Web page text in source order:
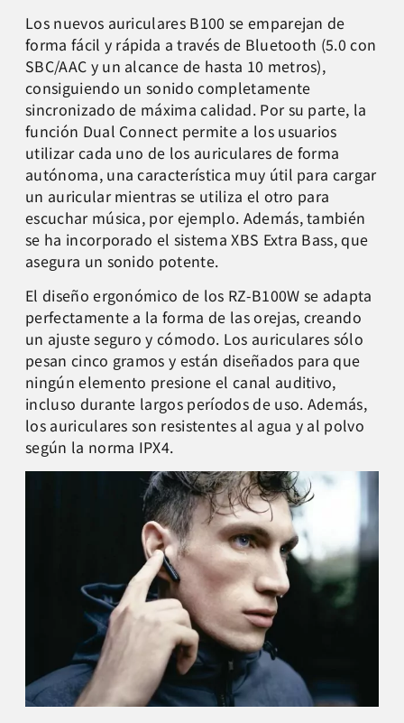
Los nuevos auriculares B100 se emparejan de
forma fácil y rápida a través de Bluetooth (5.0 con
SBC/AAC y un alcance de hasta 10 metros),
consiguiendo un sonido completamente
sincronizado de máxima calidad. Por su parte, la
función Dual Connect permite a los usuarios
utilizar cada uno de los auriculares de forma
autónoma, una característica muy útil para cargar
un auricular mientras se utiliza el otro para
escuchar música, por ejemplo. Además, también
se ha incorporado el sistema XBS Extra Bass, que
asegura un sonido potente.
El diseño ergonómico de los RZ-B100W se adapta
perfectamente a la forma de las orejas, creando
un ajuste seguro y cómodo. Los auriculares sólo
pesan cinco gramos y están diseñados para que
ningún elemento presione el canal auditivo,
incluso durante largos períodos de uso. Además,
los auriculares son resistentes al agua y al polvo
según la norma IPX4.